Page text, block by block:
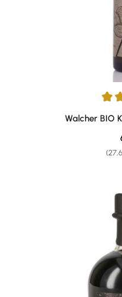
Durchschnittliche
Walcher BIO